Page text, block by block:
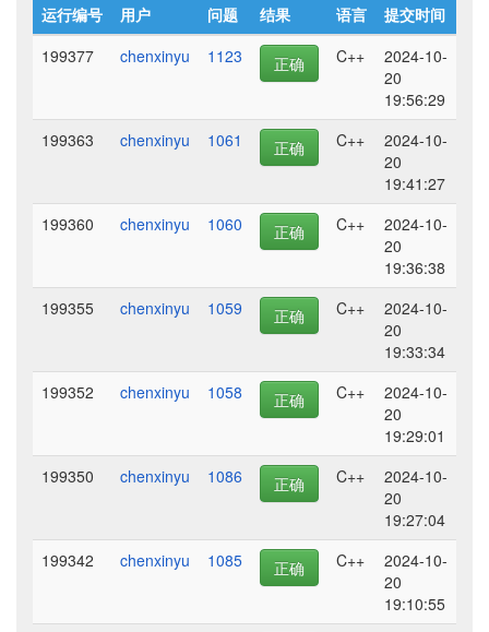
运行编号 用户 问题 结果 语言
提交时间
199377
chenxinyu 1123 正确 C++
2024-10-
20
19:56:29
199363
chenxinyu 1061 正确 C++
2024-10-
20
19:41:27
199360
chenxinyu 1060 正确 C++
2024-10-
20
19:36:38
199355
chenxinyu 1059 正确 C++
2024-10-
20
19:33:34
199352
chenxinyu 1058 正确 C++
2024-10-
20
19:29:01
199350
chenxinyu 1086 正确 C++
2024-10-
20
19:27:04
199342
chenxinyu 1085 正确 C++
2024-10-
20
19:10:55